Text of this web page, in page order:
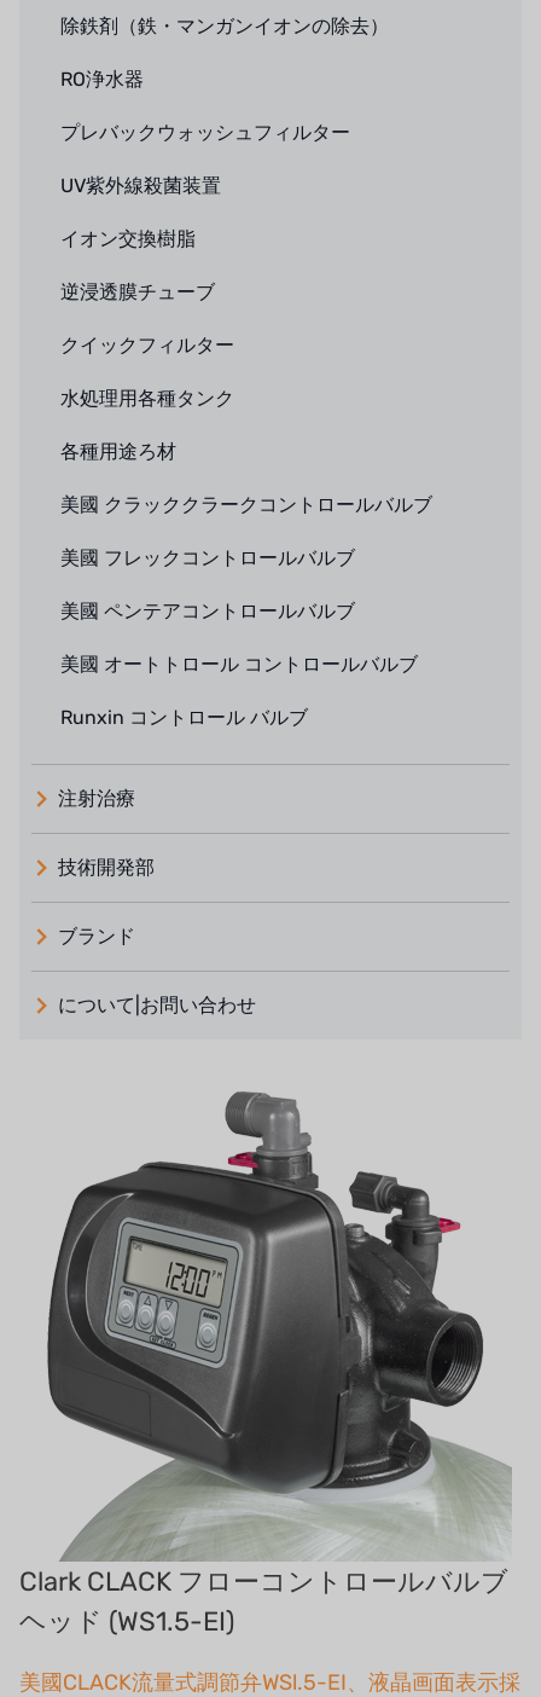
除鉄剤（鉄・マンガンイオンの除去）
RO浄水器
プレバックウォッシュフィルター
UV紫外線殺菌装置
イオン交換樹脂
逆浸透膜チューブ
クイックフィルター
水処理用各種タンク
各種用途ろ材
美國 クラッククラークコントロールバルブ
美國 フレックコントロールバルブ
美國 ペンテアコントロールバルブ
美國 オートトロール コントロールバルブ
Runxin コントロール バルブ
注射治療
技術開発部
ブランド
義大利 ATLAS
USダウ
アイデックスUSA
US CLACK
エマーソン、アメリカ
アメリカンペンテア
SIEMENSドイツ
アメリカのプルサフィーダー
デンマークダンフォス
タイHAYCARB
フランスSUNTEC
について|お問い合わせ
リクルートリセラーフォーム
Clark CLACK フローコントロールバルブ
ヘッド (WS1.5-EI)
美國CLACK流量式調節弁WSl.5-EI、液晶画面表示採